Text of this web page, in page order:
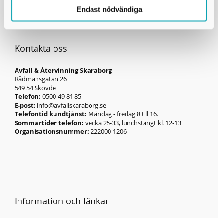
Endast nödvändiga
Kontakta oss
Avfall & Återvinning Skaraborg
Rådmansgatan 26
549 54 Skövde
Telefon: 0500-49 81 85
E-post: info@avfallskaraborg.se
Telefontid kundtjänst: Måndag - fredag 8 till 16.
Sommartider telefon: vecka 25-33, lunchstängt kl. 12-13
Organisationsnummer: 222000-1206
Information och länkar